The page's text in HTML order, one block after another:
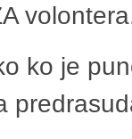
ko je